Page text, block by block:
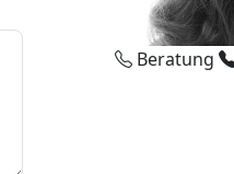
Beratung